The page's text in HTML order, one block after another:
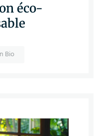
éco-
Bio